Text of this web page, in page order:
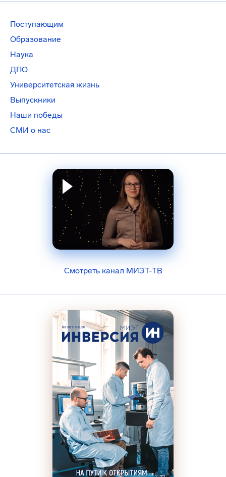
Поступающим
Образование
Наука
ДПО
Университетская жизнь
Выпускники
Наши победы
СМИ о нас
Смотреть канал МИЭТ-ТВ